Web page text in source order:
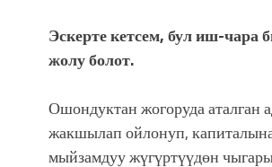
Эскерте кетсем, бул иш-чара
жолу болот.
Ошондуктан жогоруда аталган
жакшылап ойлонуп,
мыйзамдуу жүгүртүүдөн